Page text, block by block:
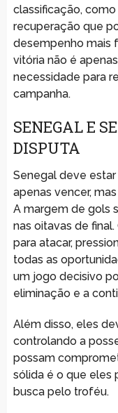
classificação,
recuperação que
desempenho mais
vitória não é
necessidade para
campanha.
SENEGAL E
DISPUTA
Senegal deve
apenas vencer,
A margem de gols
nas oitavas de
para atacar,
todas as
um jogo decisivo
eliminação e a
Além disso, eles
controlando a
possam
sólida é o que eles
busca pelo troféu.